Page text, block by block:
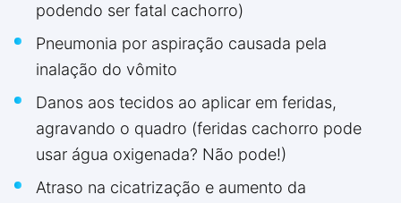
podendo ser fatal cachorro)
Pneumonia por aspiração causada pela
inalação do vômito
Danos aos tecidos ao aplicar em feridas,
agravando o quadro (feridas cachorro pode
usar água oxigenada? Não pode!)
Atraso na cicatrização e aumento da